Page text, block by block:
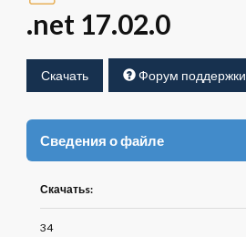
.net 17.02.0
Скачать Форум поддержки
Сведения о файле
Скачатьs:
34